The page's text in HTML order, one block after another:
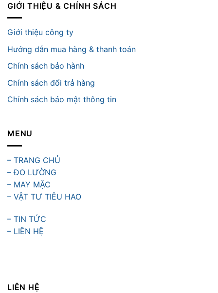
GIỚI THIỆU & CHÍNH SÁCH
Giới thiệu công ty
Hướng dẫn mua hàng & thanh toán
Chính sách bảo hành
Chính sách đổi trả hàng
Chính sách bảo mật thông tin
MENU
– TRANG CHỦ
– ĐO LƯỜNG
– MAY MẶC
– VẬT TƯ TIÊU HAO
– TIN TỨC
– LIÊN HỆ
LIÊN HỆ